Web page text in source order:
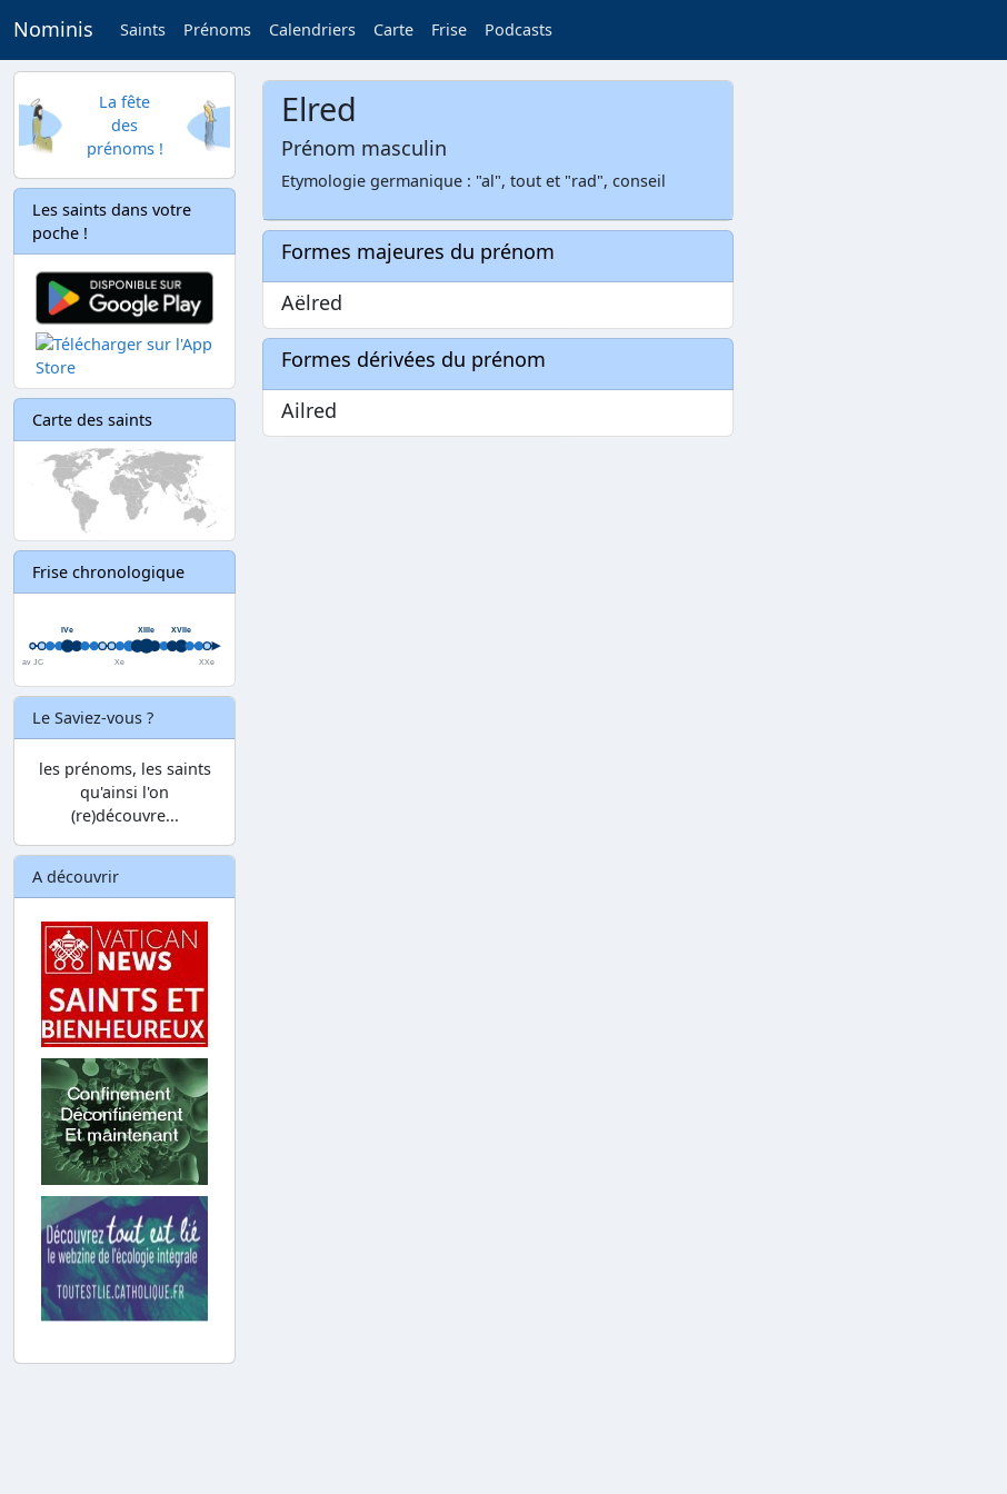
Nominis Saints Prénoms Calendriers Carte Frise Podcasts
La fête
des
prénoms !
Les saints dans votre
poche !
Carte des saints
Frise chronologique
Le Saviez-vous ?
les prénoms, les saints
qu'ainsi l'on
(re)découvre...
A découvrir
Elred
Prénom masculin
Etymologie germanique : "al", tout et "rad", conseil
Formes majeures du prénom
Aëlred
Formes dérivées du prénom
Ailred